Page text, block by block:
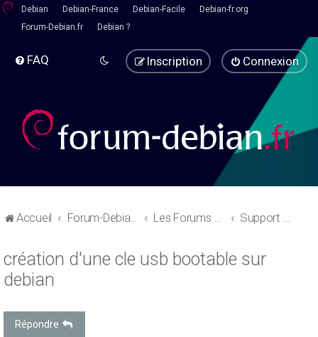
Debian Debian-France Debian-Facile
Debian-fr.org
Forum-Debian.fr
Debian ?
FAQ Connexion
Inscription
Accueil Forum-Debian.fr Les Forums d'aide Support Debian
création d'une cle usb bootable sur
debian
Répondre